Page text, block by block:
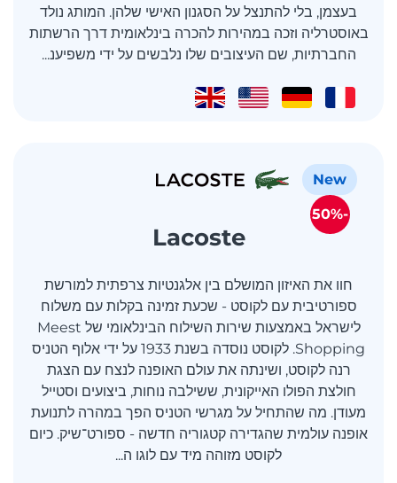
בעצמן, בלי להתנצל על הסגנון האישי שלהן. המותג נולד
באוסטרליה וזכה במהירות להכרה בינלאומית דרך הרשתות
החברתיות, שם העיצובים שלו נלבשים על ידי משפיענ...
Lacoste
חוו את האיזון המושלם בין אלגנטיות צרפתית למורשת
ספורטיבית עם לקוסט - שכעת זמינה בקלות עם משלוח
לישראל באמצעות שירות השילוח הבינלאומי של Meest
Shopping. לקוסט נוסדה בשנת 1933 על ידי אלוף הטניס
רנה לקוסט, ושינתה את עולם האופנה לנצח עם הצגת
חולצת הפולו האייקונית, ששילבה נוחות, ביצועים וסטייל
מעודן. מה שהתחיל על מגרשי הטניס הפך במהרה לתנועת
אופנה עולמית שהגדירה קטגוריה חדשה - ספורט־שיק. כיום
לקוסט מזוהה מיד עם לוגו ה...
New
-50%